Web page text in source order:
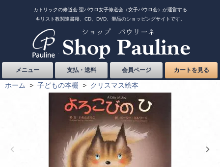
カトリックの修道会 聖パウロ女子修道会（女子パウロ会）が運営する
キリスト教関連書籍、CD、DVD、聖品のショッピングサイトです。
メニュー 支払・送料 会員ページ カートを見る
ホーム > 子どもの本棚 > クリスマス絵本